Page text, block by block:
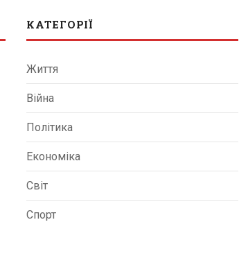
КАТЕГОРІЇ
Життя
Війна
Політика
Економіка
Світ
Спорт